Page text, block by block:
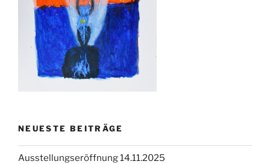
NEUESTE BEITRÄGE
Ausstellungseröffnung 14.11.2025